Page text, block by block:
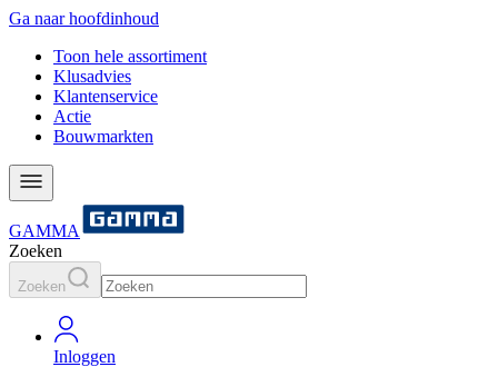
Ga naar hoofdinhoud
Toon hele assortiment
Klusadvies
Klantenservice
Actie
Bouwmarkten
GAMMA
Zoeken
Zoeken
Inloggen